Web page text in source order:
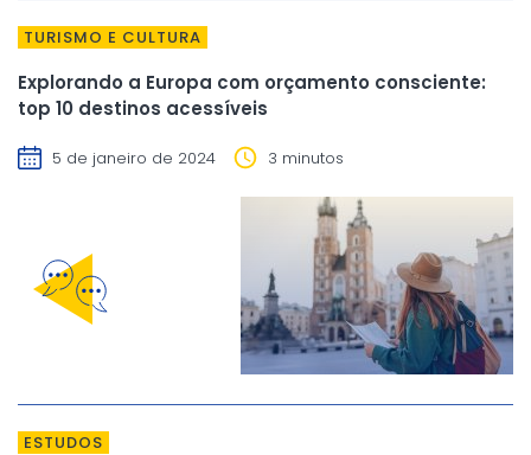
TURISMO E CULTURA
Explorando a Europa com orçamento consciente:
top 10 destinos acessíveis
5 de janeiro de 2024 3 minutos
ESTUDOS